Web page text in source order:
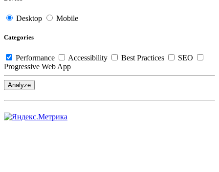
Desktop Mobile
Categories
Performance Accessibility Best Practices
SEO
Progressive Web App
Analyze